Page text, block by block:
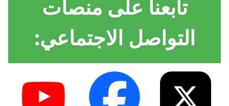
تابعنا على منصات
التواصل الاجتماعي: